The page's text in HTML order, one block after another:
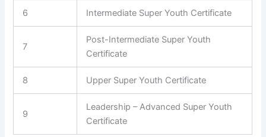
6 Intermediate Super Youth Certificate
7
Post-Intermediate Super Youth
Certificate
8 Upper Super Youth Certificate
9
Leadership – Advanced Super Youth
Certificate